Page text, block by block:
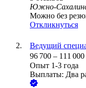
Южно-
Можно без
Откликнуться
Ведущий
96 700 – 111 000
Опыт 1-3 года
Выплаты: Два